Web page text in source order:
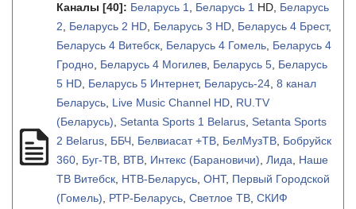
Каналы [40]: Беларусь 1 Беларусь 1 HD, Беларусь
2
Беларусь 2 HD Беларусь 3 HD Беларусь 4 Брест,
Беларусь 4 Витебск Беларусь 4 Гомель Беларусь 4
Гродно Беларусь 4 Могилев Беларусь 5 Беларусь
5 HD Беларусь 5 Интернет, Беларусь-24 8 канал
Беларусь Live Music Channel HD RU.TV
(Беларусь)
Setanta Sports 1 Belarus Setanta Sports
2 Belarus ББЧ Белвиасат +ТВ БелМузТВ Бобруйск
360 Буг-ТВ ВТВ Интекс (Барановичи) Лида
Наше
ТВ Витебск НТВ-Беларусь ОНТ, Первый Городской
(Гомель)
РТР-Беларусь Светлое ТВ СКИФ